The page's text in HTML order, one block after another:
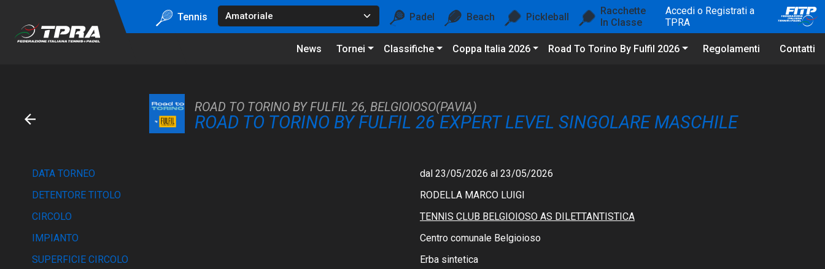
Tennis Padel Beach Pickleball
Racchette
In Classe
Accedi o Registrati a
TPRA
News Tornei Classifiche Coppa Italia 2026 Road To Torino By Fulfil 2026 Regolamenti Contatti
ROAD TO TORINO BY FULFIL 26, BELGIOIOSO(PAVIA)
ROAD TO TORINO BY FULFIL 26 EXPERT LEVEL SINGOLARE MASCHILE
DATA TORNEO
dal 23/05/2026 al 23/05/2026
DETENTORE TITOLO
RODELLA MARCO LUIGI
CIRCOLO
TENNIS CLUB BELGIOIOSO AS DILETTANTISTICA
IMPIANTO
Centro comunale Belgioioso
SUPERFICIE CIRCOLO
Erba sintetica